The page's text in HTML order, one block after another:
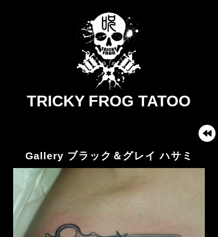
TRICKY FROG TATOO
Gallery ブラック＆グレイ ハサミ